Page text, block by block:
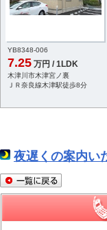
YB8348-006
7.25 万円 / 1LDK
木津川市木津宮ノ裏
ＪＲ奈良線木津駅徒歩8分
夜遅くの案内い